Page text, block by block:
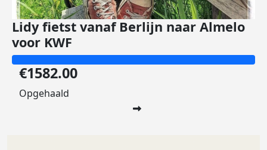
Lidy fietst vanaf Berlijn naar Almelo
voor KWF
€1582.00
Opgehaald